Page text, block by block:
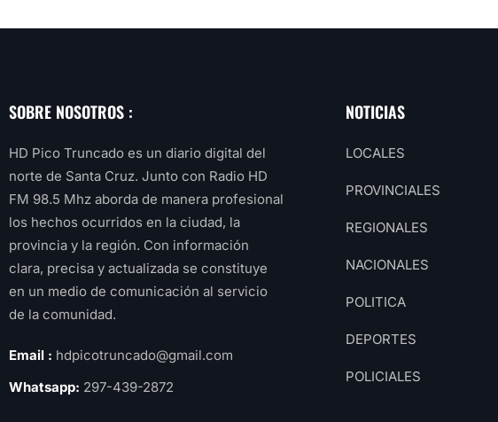
SOBRE NOSOTROS :
HD Pico Truncado es un diario digital del
norte de Santa Cruz. Junto con Radio HD
FM 98.5 Mhz aborda de manera profesional
los hechos ocurridos en la ciudad, la
provincia y la región. Con información
clara, precisa y actualizada se constituye
en un medio de comunicación al servicio
de la comunidad.
Email : hdpicotruncado@gmail.com
Whatsapp: 297-439-2872
NOTICIAS
LOCALES
PROVINCIALES
REGIONALES
NACIONALES
POLITICA
DEPORTES
POLICIALES